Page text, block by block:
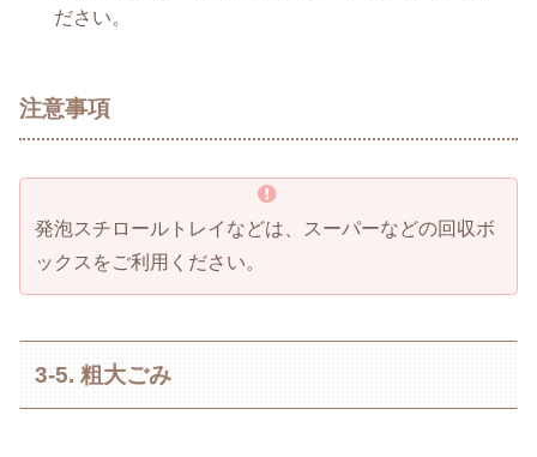
ださい。
注意事項
発泡スチロールトレイなどは、スーパーなどの回収ボ
ックスをご利用ください。
3-5. 粗大ごみ